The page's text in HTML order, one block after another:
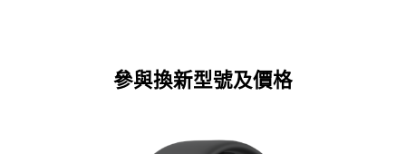
參與換新型號及價格